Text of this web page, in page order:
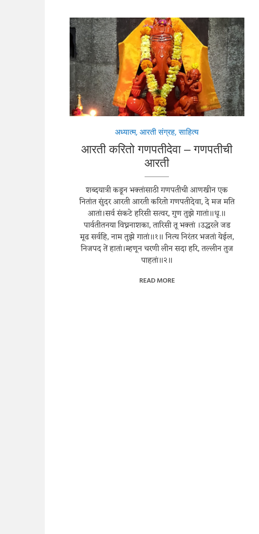
अध्यात्म,आरती संग्रह,साहित्य
आरती करितो गणपतीदेवा – गणपतीची
आरती
शब्दयात्री कडून भक्तांसाठी गणपतीची आणखीन एक
नितांत सुंदर आरती आरती करितो गणपतीदेवा, दे मज मति
आतां।सर्व संकटे हरिसी सत्वर, गुण तुझे गातां॥धृ.॥
पार्वतीतनया विघ्ननाशका, तारिसी तू भक्तां ।उद्धरले जड
मूढ सर्वहि, नाम तुझे गातां॥१॥ नित्य निरंतर भजतां येईल,
निजपद तें हातां।म्हणून चरणी लीन सदा हरि, तल्लीन तुज
पाहतां॥२॥
READ MORE